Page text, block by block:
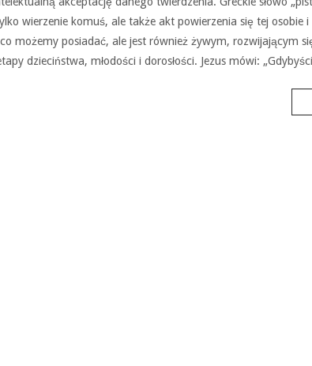
wierzenie komuś, ale także akt powierzenia się tej osobie i
możemy posiadać, ale jest również żywym, rozwijającym
dzieciństwa, młodości i dorosłości. Jezus mówi: